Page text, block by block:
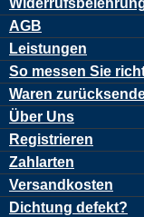
AGB
Leistungen
So messen Sie
Waren
Über Uns
Registrieren
Zahlarten
Versandkosten
Dichtung defekt?